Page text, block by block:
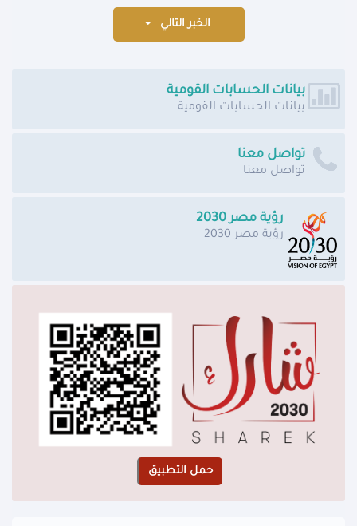
الخبر التالي
بيانات الحسابات القومية
بيانات الحسابات القومية
تواصل معنا
تواصل معنا
رؤية مصر 2030
رؤية مصر 2030